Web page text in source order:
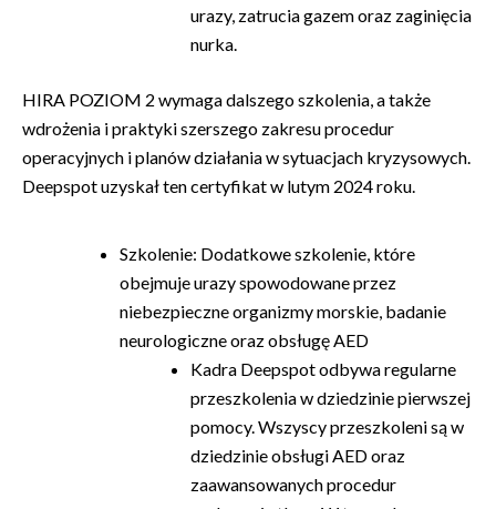
urazy, zatrucia gazem oraz zaginięcia
nurka.
HIRA POZIOM 2 wymaga dalszego szkolenia, a także
wdrożenia i praktyki szerszego zakresu procedur
operacyjnych i planów działania w sytuacjach kryzysowych.
Deepspot uzyskał ten certyfikat w lutym 2024 roku.
Szkolenie: Dodatkowe szkolenie, które
obejmuje urazy spowodowane przez
niebezpieczne organizmy morskie, badanie
neurologiczne oraz obsługę AED
Kadra Deepspot odbywa regularne
przeszkolenia w dziedzinie pierwszej
pomocy. Wszyscy przeszkoleni są w
dziedzinie obsługi AED oraz
zaawansowanych procedur